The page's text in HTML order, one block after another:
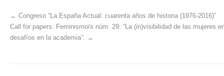
← Congreso “La España Actual: cuarenta años de historia (1976-2016)”
Call for papers: Feminismo/s núm. 29: “La (in)visibilidad de las mujeres
desafíos en la academia”.
→